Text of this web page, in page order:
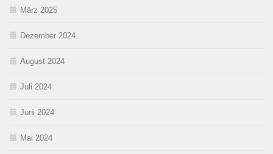
März 2025
Dezember 2024
August 2024
Juli 2024
Juni 2024
Mai 2024